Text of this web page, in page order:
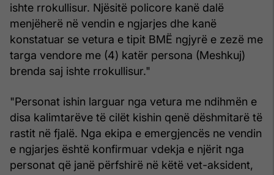
ishte rrokullisur. Njësitë policore kanë dalë
menjëherë në vendin e ngjarjes dhe kanë
konstatuar se vetura e tipit BMË ngjyrë e zezë me
targa vendore me (4) katër persona (Meshkuj)
brenda saj ishte rrokullisur."
"Personat ishin larguar nga vetura me ndihmën e
disa kalimtarëve të cilët kishin qenë dëshmitarë të
rastit në fjalë. Nga ekipa e emergjencës ne vendin
e ngjarjes është konfirmuar vdekja e njërit nga
personat që janë përfshirë në këtë vet-aksident,